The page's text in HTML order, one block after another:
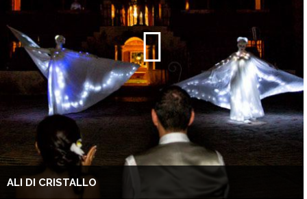
ALI DI CRISTALLO